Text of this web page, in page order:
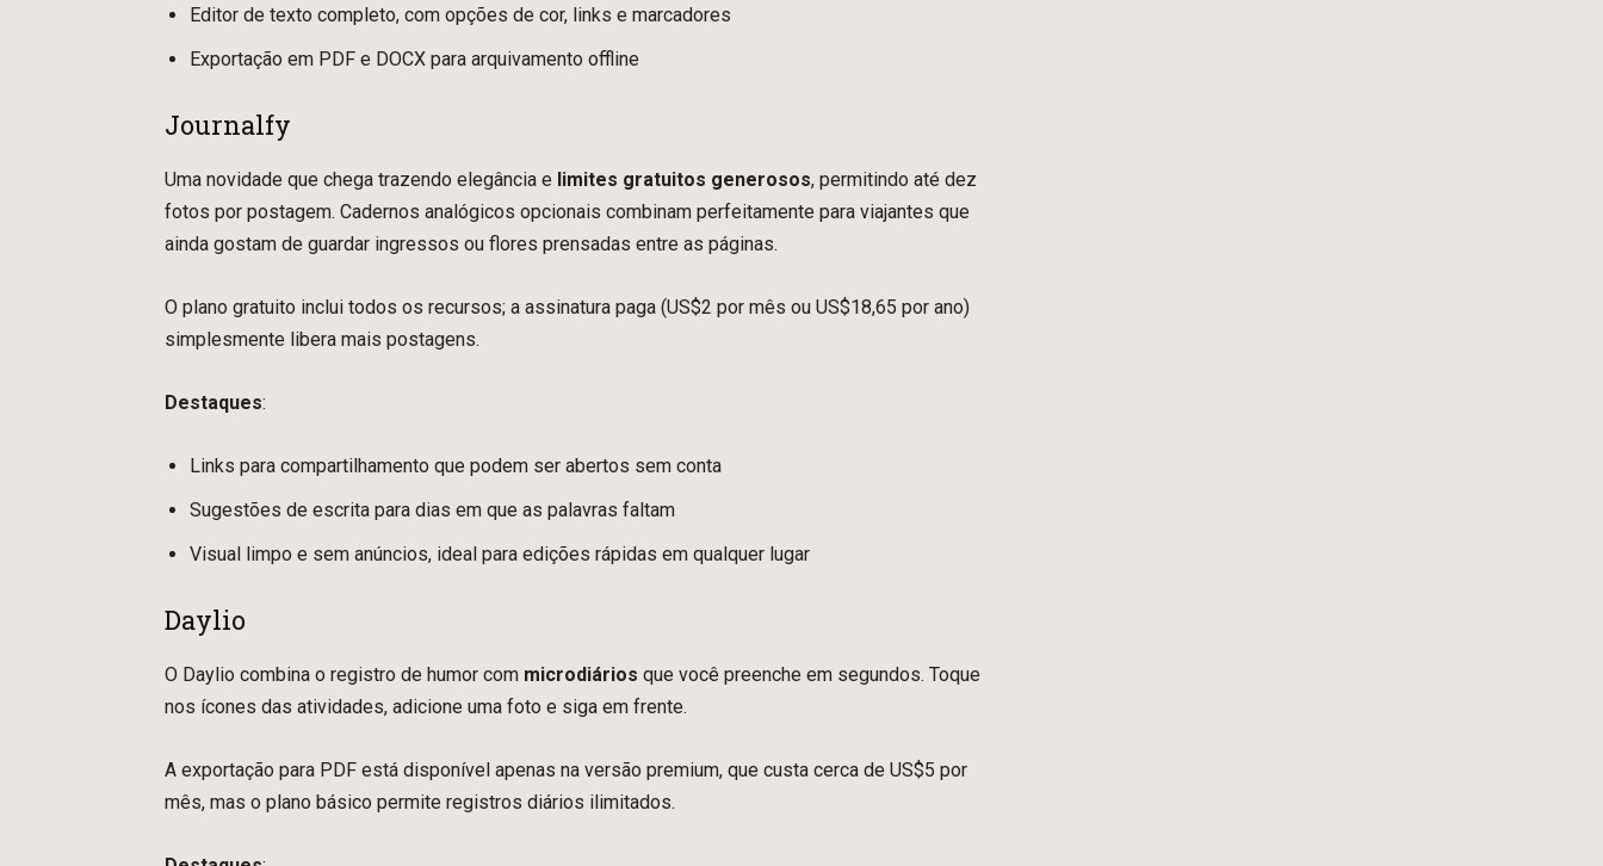
Editor de texto completo, com opções de cor, links e marcadores
Exportação em PDF e DOCX para arquivamento offline
Journalfy
Uma novidade que chega trazendo elegância e limites gratuitos generosos, permitindo até dez
fotos por postagem. Cadernos analógicos opcionais combinam perfeitamente para viajantes que
ainda gostam de guardar ingressos ou flores prensadas entre as páginas.
O plano gratuito inclui todos os recursos; a assinatura paga (US$2 por mês ou US$18,65 por ano)
simplesmente libera mais postagens.
Destaques:
Links para compartilhamento que podem ser abertos sem conta
Sugestões de escrita para dias em que as palavras faltam
Visual limpo e sem anúncios, ideal para edições rápidas em qualquer lugar
Daylio
O Daylio combina o registro de humor com microdiários que você preenche em segundos. Toque
nos ícones das atividades, adicione uma foto e siga em frente.
A exportação para PDF está disponível apenas na versão premium, que custa cerca de US$5 por
mês, mas o plano básico permite registros diários ilimitados.